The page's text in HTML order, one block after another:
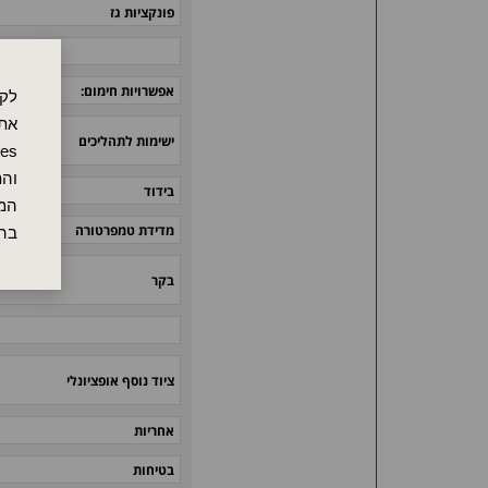
פונקציות גז
אפשרויות חימום:
ישימות לתהליכים
בידוד
מדידת טמפרטורה
בקר
ציוד נוסף אופציונלי
אחריות
בטיחות